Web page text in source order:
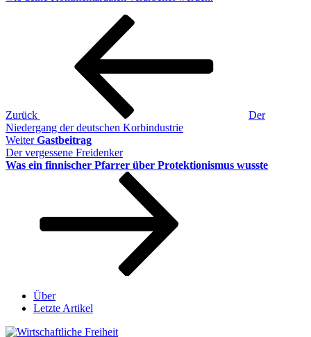
Beitragsnavigation
Zurück
Der
Niedergang der deutschen Korbindustrie
Nächster
Beitrag
Weiter Gastbeitrag
Der vergessene Freidenker
Was ein finnischer Pfarrer über Protektionismus wusste
Über
Letzte Artikel